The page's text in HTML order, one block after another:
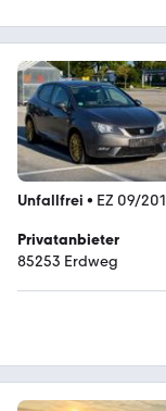
Unfallfrei • EZ 09/
Privatanbieter
85253 Erdweg